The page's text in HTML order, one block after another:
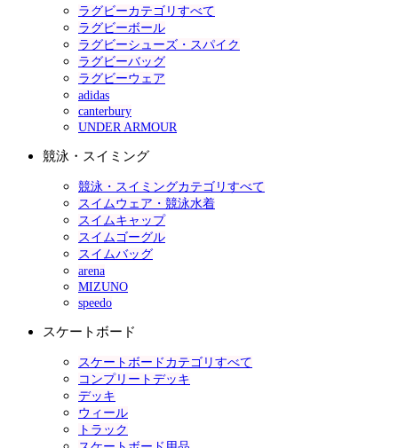
ラグビーカテゴリすべて
ラグビーボール
ラグビーシューズ・スパイク
ラグビーバッグ
ラグビーウェア
adidas
canterbury
UNDER ARMOUR
競泳・スイミング
競泳・スイミングカテゴリすべて
スイムウェア・競泳水着
スイムキャップ
スイムゴーグル
スイムバッグ
arena
MIZUNO
speedo
スケートボード
スケートボードカテゴリすべて
コンプリートデッキ
デッキ
ウィール
トラック